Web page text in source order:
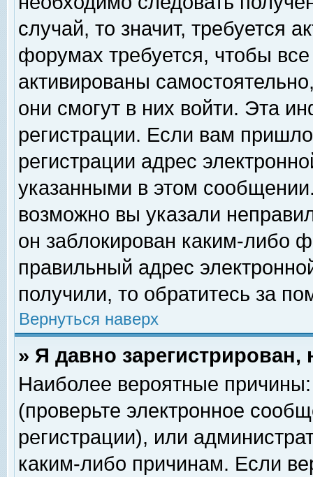
случай, то значит, требуется
форумах требуется, чтобы
активированы
они смогут в них войти. Эта
регистрации. Если вам
регистрации адрес
указанными в этом
возможно вы указали
он заблокирован каким-либо
правильный адрес
получили, то обратитесь за
Вернуться наверх
» Я давно
Наиболее вероятные
(проверьте электронное
регистрации), или
каким-либо причинам. Если